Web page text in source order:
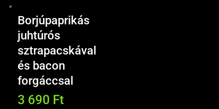
Borjúpaprikás
juhtúrós
sztrapacskával
és bacon
forgáccsal
3 690 Ft